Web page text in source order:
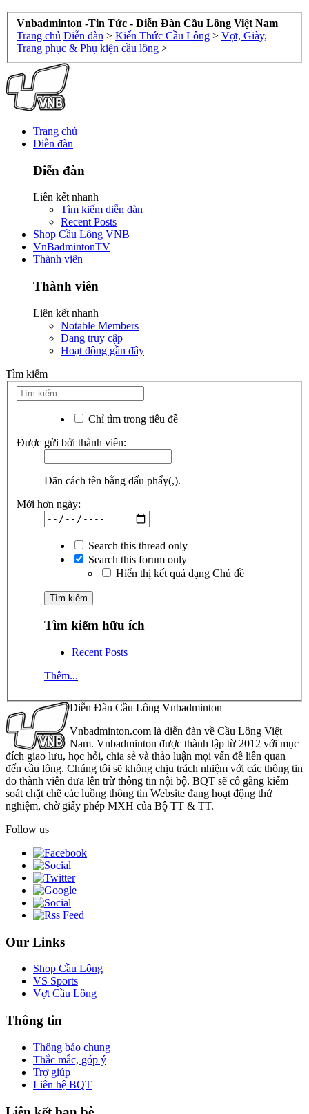
Vnbadminton -Tin Tức - Diễn Đàn Cầu Lông Việt Nam
Trang chủ Diễn đàn > Kiến Thức Cầu Lông > Vợt, Giày,
Trang phục & Phụ kiện cầu lông >
Trang chủ
Diễn đàn
Diễn đàn
Liên kết nhanh
Tìm kiếm diễn đàn
Recent Posts
Shop Cầu Lông VNB
VnBadmintonTV
Thành viên
Thành viên
Liên kết nhanh
Notable Members
Đang truy cập
Hoạt động gần đây
Tìm kiếm
Chỉ tìm trong tiêu đề
Được gửi bởi thành viên:
Dãn cách tên bằng dấu phẩy(,).
Mới hơn ngày:
Search this thread only
Search this forum only
Hiển thị kết quả dạng Chủ đề
Tìm kiếm hữu ích
Recent Posts
Thêm...
Diễn Đàn Cầu Lông Vnbadminton
Vnbadminton.com là diễn đàn về Cầu Lông Việt
Nam. Vnbadminton được thành lập từ 2012 với mục
đích giao lưu, học hỏi, chia sẻ và thảo luận mọi vấn đề liên quan
đến cầu lông. Chúng tôi sẽ không chịu trách nhiệm với các thông tin
do thành viên đưa lên trừ thông tin nội bộ. BQT sẽ cố gắng kiểm
soát chặt chẽ các luồng thông tin Website đang hoạt động thử
nghiệm, chờ giấy phép MXH của Bộ TT & TT.
Follow us
Our Links
Shop Cầu Lông
VS Sports
Vợt Cầu Lông
Thông tin
Thông báo chung
Thắc mắc, góp ý
Trợ giúp
Liên hệ BQT